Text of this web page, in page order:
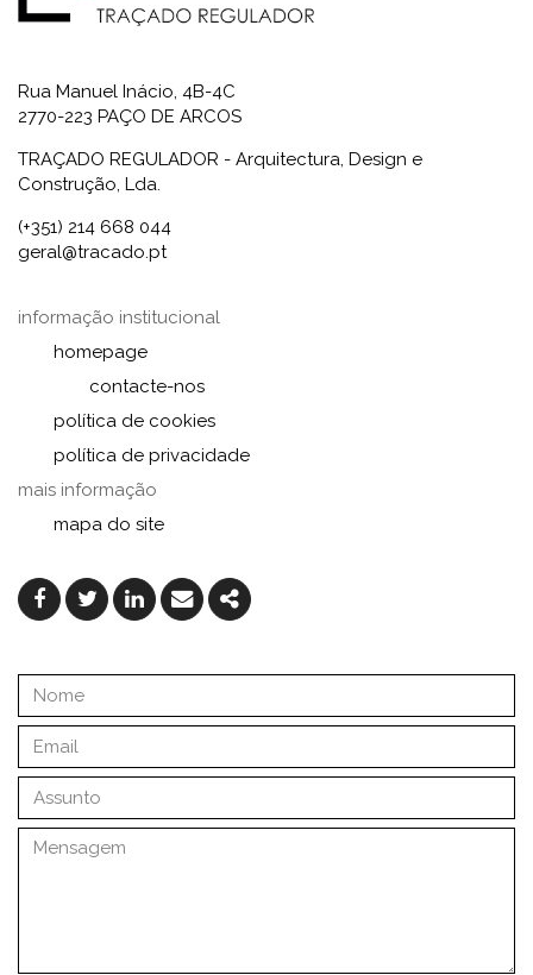
Rua Manuel Inácio, 4B-4C
2770-223 PAÇO DE ARCOS
TRAÇADO REGULADOR - Arquitectura, Design e
Construção, Lda.
(+351) 214 668 044
geral@tracado.pt
informação institucional
homepage
contacte-nos
política de cookies
política de privacidade
mais informação
mapa do site
Facebook
TwitterLinkedinEmailShare